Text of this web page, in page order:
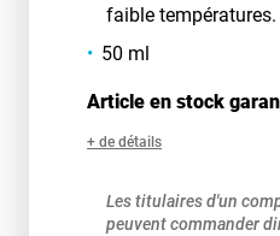
faible températures.
50 ml
Article en stock
+ de détails
Les titulaires d'un
peuvent commander